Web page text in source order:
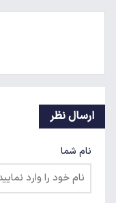
ارسال نظر
نام شما